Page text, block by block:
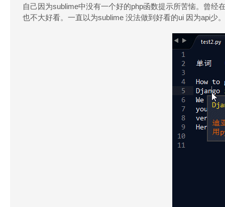
自己因为sublime中没有一个好的php函数提示所苦恼。曾经
也不大好看。一直以为sublime 没法做到好看的ui 因为api少。